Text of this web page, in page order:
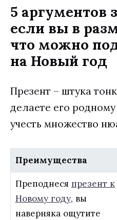
5 аргументов
если вы в
что можно
на Новый год
Презент – штука
делаете его
учесть множество
Преимущества
Преподнеся презент к
Новому году, вы
наверняка ощутите